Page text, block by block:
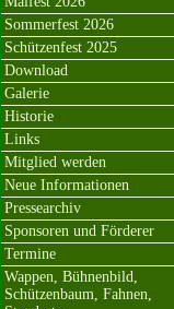
Sommerfest 2026
Schützenfest 2025
Download
Galerie
Historie
Links
Mitglied werden
Neue Informationen
Pressearchiv
Sponsoren und Förderer
Termine
Wappen, Bühnenbild,
Schützenbaum, Fahnen,